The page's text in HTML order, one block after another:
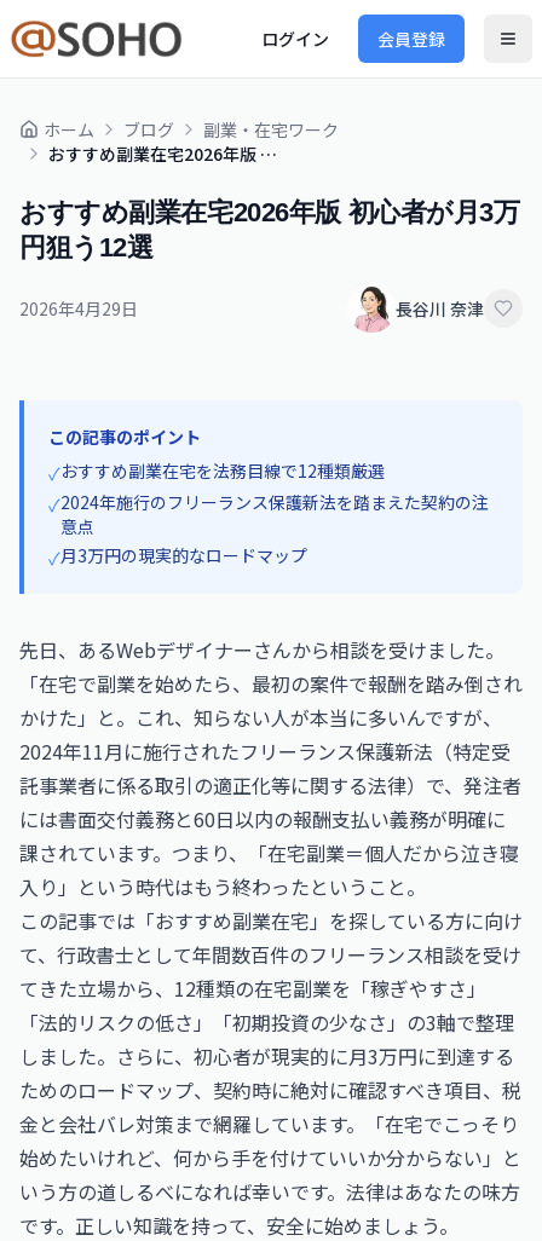
ログイン 会員登録
ホーム ブログ
副業・在宅ワーク
おすすめ副業在宅2026年版 初心者が月3万円狙う12選
おすすめ副業在宅2026年版 初心者が月3万
円狙う12選
2026年4月29日 長谷川 奈津
この記事のポイント
✓おすすめ副業在宅を法務目線で12種類厳選
✓2024年施行のフリーランス保護新法を踏まえた契約の注
意点
✓月3万円の現実的なロードマップ
先日、あるWebデザイナーさんから相談を受けました。
「在宅で副業を始めたら、最初の案件で報酬を踏み倒され
かけた」と。これ、知らない人が本当に多いんですが、
2024年11月に施行されたフリーランス保護新法（特定受
託事業者に係る取引の適正化等に関する法律）で、発注者
には書面交付義務と60日以内の報酬支払い義務が明確に
課されています。つまり、「在宅副業＝個人だから泣き寝
入り」という時代はもう終わったということ。
この記事では「おすすめ副業在宅」を探している方に向け
て、行政書士として年間数百件のフリーランス相談を受け
てきた立場から、12種類の在宅副業を「稼ぎやすさ」
「法的リスクの低さ」「初期投資の少なさ」の3軸で整理
しました。さらに、初心者が現実的に月3万円に到達する
ためのロードマップ、契約時に絶対に確認すべき項目、税
金と会社バレ対策まで網羅しています。「在宅でこっそり
始めたいけれど、何から手を付けていいか分からない」と
いう方の道しるべになれば幸いです。法律はあなたの味方
です。正しい知識を持って、安全に始めましょう。